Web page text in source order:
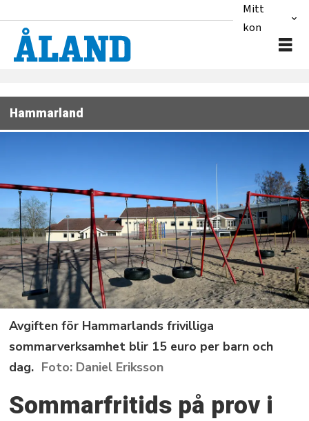
Mitt
konto
Hammarland
Avgiften för Hammarlands frivilliga
sommarverksamhet blir 15 euro per barn och
dag.
Daniel Eriksson
Sommarfritids på prov i